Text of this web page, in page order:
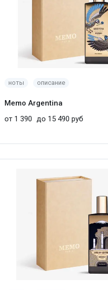
ноты описание
Memo Argentina
от 1 390
до 15 490 руб